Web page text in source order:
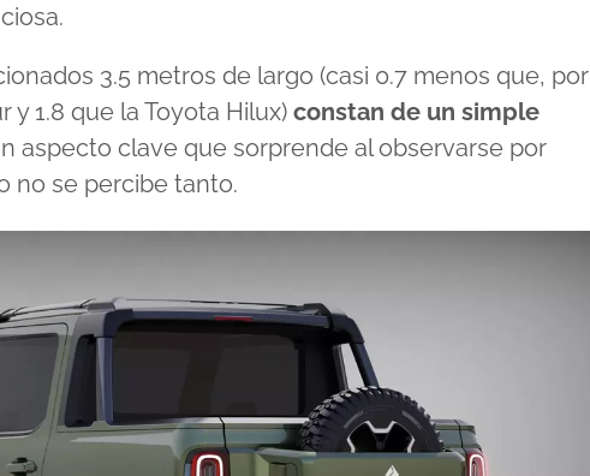
3.5 metros de largo (casi 0.7 menos que, por
1.8 que la Toyota Hilux) constan de un simple
aspecto clave que sorprende al observarse por
no se percibe tanto.